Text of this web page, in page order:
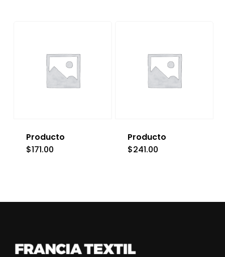
Producto
$171.00
Producto
$241.00